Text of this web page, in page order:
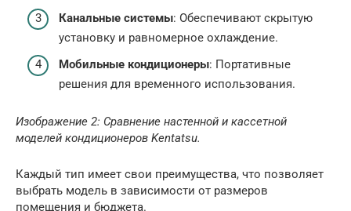
Канальные системы: Обеспечивают скрытую
установку и равномерное охлаждение.
Мобильные кондиционеры: Портативные
решения для временного использования.
Изображение 2: Сравнение настенной и кассетной
моделей кондиционеров Kentatsu.
Каждый тип имеет свои преимущества, что позволяет
выбрать модель в зависимости от размеров
помещения и бюджета.